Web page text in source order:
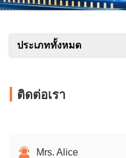
ประเภททั้งหมด
ติดต่อเรา
Mrs. Alice